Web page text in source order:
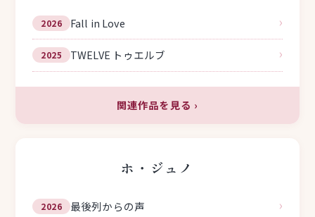
2026 Fall in Love ›
2025 TWELVE トゥエルブ ›
関連作品を見る ›
ホ・ジュノ
2026 最後列からの声 ›